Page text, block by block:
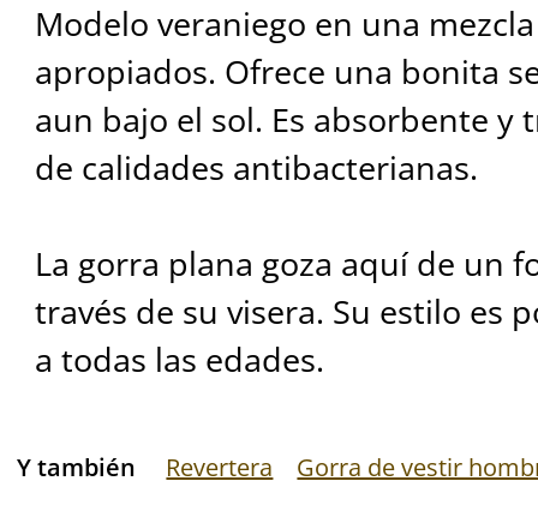
Modelo veraniego en una
apropiados. Ofrece una bonita
aun bajo el sol. Es absorbente y
de calidades antibacterianas.
La gorra plana goza aquí de un
través de su visera. Su estilo es
a todas las edades.
Y también Revertera Gorra de vestir